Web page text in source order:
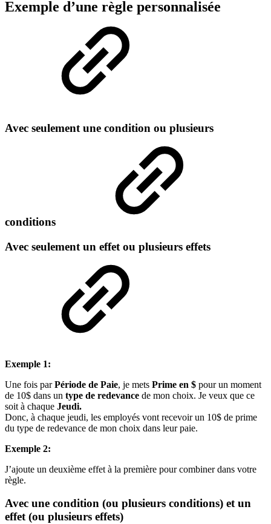
Exemple d’une règle personnalisée
Avec seulement une condition ou plusieurs
conditions
Avec seulement un effet ou plusieurs effets
Exemple 1:
Une fois parPériode de Paie, je mets Prime en $ pour un moment
de 10$ dans un type de redevance de mon choix. Je veux que ce
soit à chaque Jeudi.
Donc, à chaque jeudi, les employés vont recevoir un 10$ de prime
du type de redevance de mon choix dans leur paie.
Exemple 2:
J’ajoute un deuxième effet à la première pour combiner dans votre
règle.
Avec une condition (ou plusieurs conditions) et un
effet (ou plusieurs effets)